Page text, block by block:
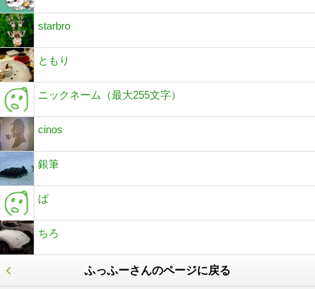
starbro
ともり
ニックネーム（最大255文字）
cinos
銀筆
ば
ちろ
ふっふーさんのページに戻る